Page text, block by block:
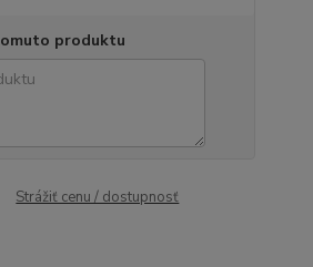
produktu
Strážiť cenu / dostupnosť